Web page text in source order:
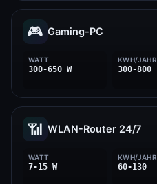
🎮 Gaming-PC
WATT
300-650 W
KWH/JAHR
300-800
📶 WLAN-Router 24/7
WATT
7-15 W
KWH/JAHR
60-130